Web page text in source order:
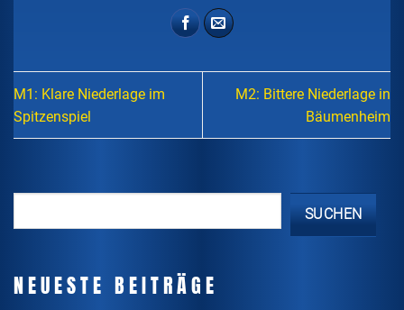
M1: Klare Niederlage im
Spitzenspiel
M2: Bittere Niederlage in
Bäumenheim
SUCHEN
NEUESTE BEITRÄGE